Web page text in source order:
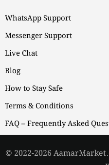
WhatsApp Support
Messenger Support
Live Chat
Blog
How to Stay Safe
Terms & Conditions
FAQ – Frequently Asked
© 2022-2026